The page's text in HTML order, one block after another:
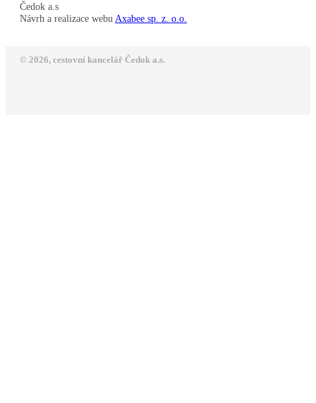
Čedok a.s
Návrh a realizace webu Axabee sp. z. o.o.
© 2026, cestovní kancelář Čedok a.s.